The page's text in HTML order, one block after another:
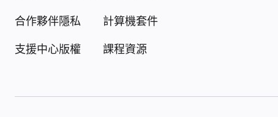
合作夥伴
支援中心
隱私
版權
計算機套件
課程資源